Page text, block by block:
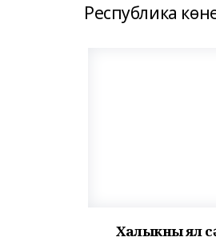
Республика
Халыкның ял